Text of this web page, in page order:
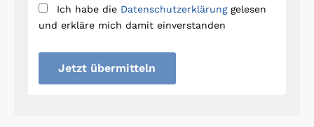
Ich habe die Datenschutzerklärunggelesen
und erkläre mich damit einverstanden
Jetzt übermitteln